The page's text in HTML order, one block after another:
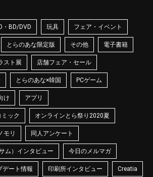
・BD/DVD 玩具 フェア・イベント
とらのあな限定版 その他 電子書籍
スト展 店舗フェア・セール
とらのあな×韓国 PCゲーム
け アプリ
ック オンラインとら祭り2020夏
モリ 同人アンケート
ム）インタビュー 今日のメルマガ
デート情報 印刷所インタビュー Creatia